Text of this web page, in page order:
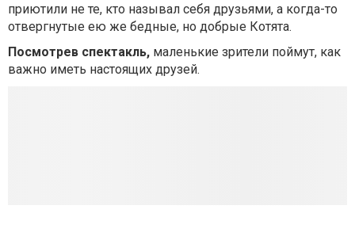
приютили не те, кто называл себя друзьями, а когда-то
отвергнутые ею же бедные, но добрые Котята.
Посмотрев спектакль, маленькие зрители поймут, как
важно иметь настоящих друзей.